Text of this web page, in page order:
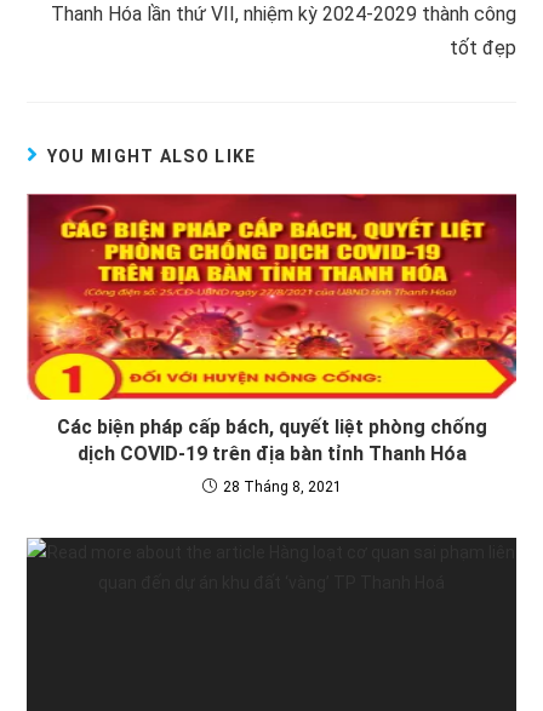
Thanh Hóa lần thứ VII, nhiệm kỳ 2024-2029 thành công
tốt đẹp
YOU MIGHT ALSO LIKE
Các biện pháp cấp bách, quyết liệt phòng chống
dịch COVID-19 trên địa bàn tỉnh Thanh Hóa
28 Tháng 8, 2021